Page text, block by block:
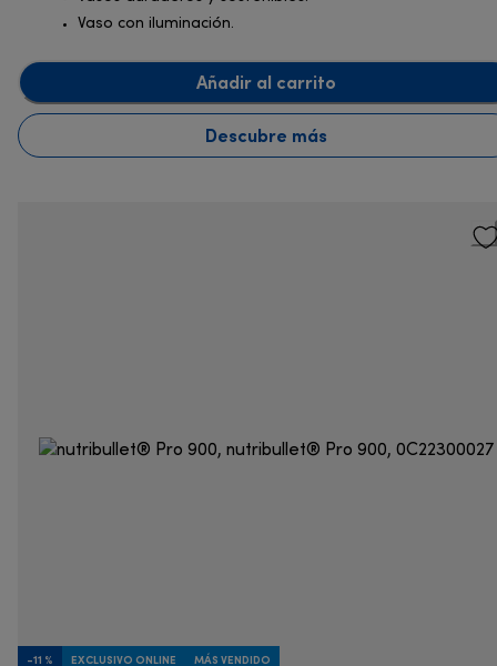
Vaso con iluminación.
Añadir al carrito
Descubre más
-11 % EXCLUSIVO ONLINE MÁS VENDIDO